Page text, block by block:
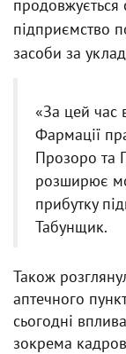
підприємство
засоби за
«За цей час
Фармації
Прозоро та
розширює
прибутку
Табунщик.
Також
аптечного
сьогодні
зокрема